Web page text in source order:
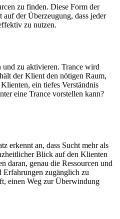
zu finden. Diese Form der
der Überzeugung, dass jeder
zu nutzen​​.
und zu aktivieren. Trance wird
der Klient den nötigen Raum,
ein tiefes Verständnis
eine Trance vorstellen kann?
erkennt an, dass Sucht mehr als
Blick auf den Klienten
daran, genau die Ressourcen und
Erfahrungen zugänglich zu
einen Weg zur Überwindung